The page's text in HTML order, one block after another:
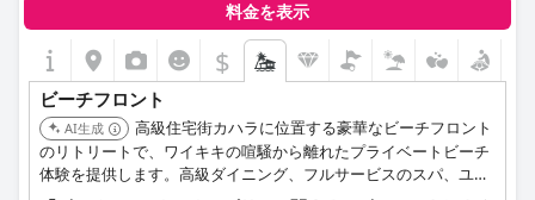
料金を表示
$
ビーチフロント
AI生成
高級住宅街カハラに位置する豪華なビーチフロント
のリトリートで、ワイキキの喧騒から離れたプライベートビーチ
体験を提供します。高級ダイニング、フルサービスのスパ、ユニ